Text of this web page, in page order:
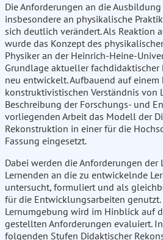
Die Anforderungen an die
insbesondere an physikalische
sich deutlich verändert. Als Reaktion
wurde das Konzept des
Physiker an der Heinrich-Heine-
Grundlage aktueller fachdidaktischer
neu entwickelt. Aufbauend auf
konstruktivistischen Verständnis von
Beschreibung der Forschungs- und
vorliegenden Arbeit das Modell der
Rekonstruktion in einer für die
Fassung eingesetzt.
Dabei werden die Anforderungen der
Lernenden an die zu entwickelnde
untersucht, formuliert und als
für die Entwicklungsarbeiten
Lernumgebung wird im Hinblick auf
gestellten Anforderungen evaluiert.
folgenden Stufen Didaktischer